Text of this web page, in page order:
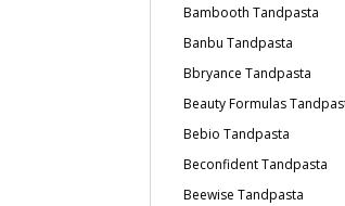
Bambooth Tandpasta
Banbu Tandpasta
Bbryance Tandpasta
Beauty Formulas
Bebio Tandpasta
Beconfident Tandpasta
Beewise Tandpasta